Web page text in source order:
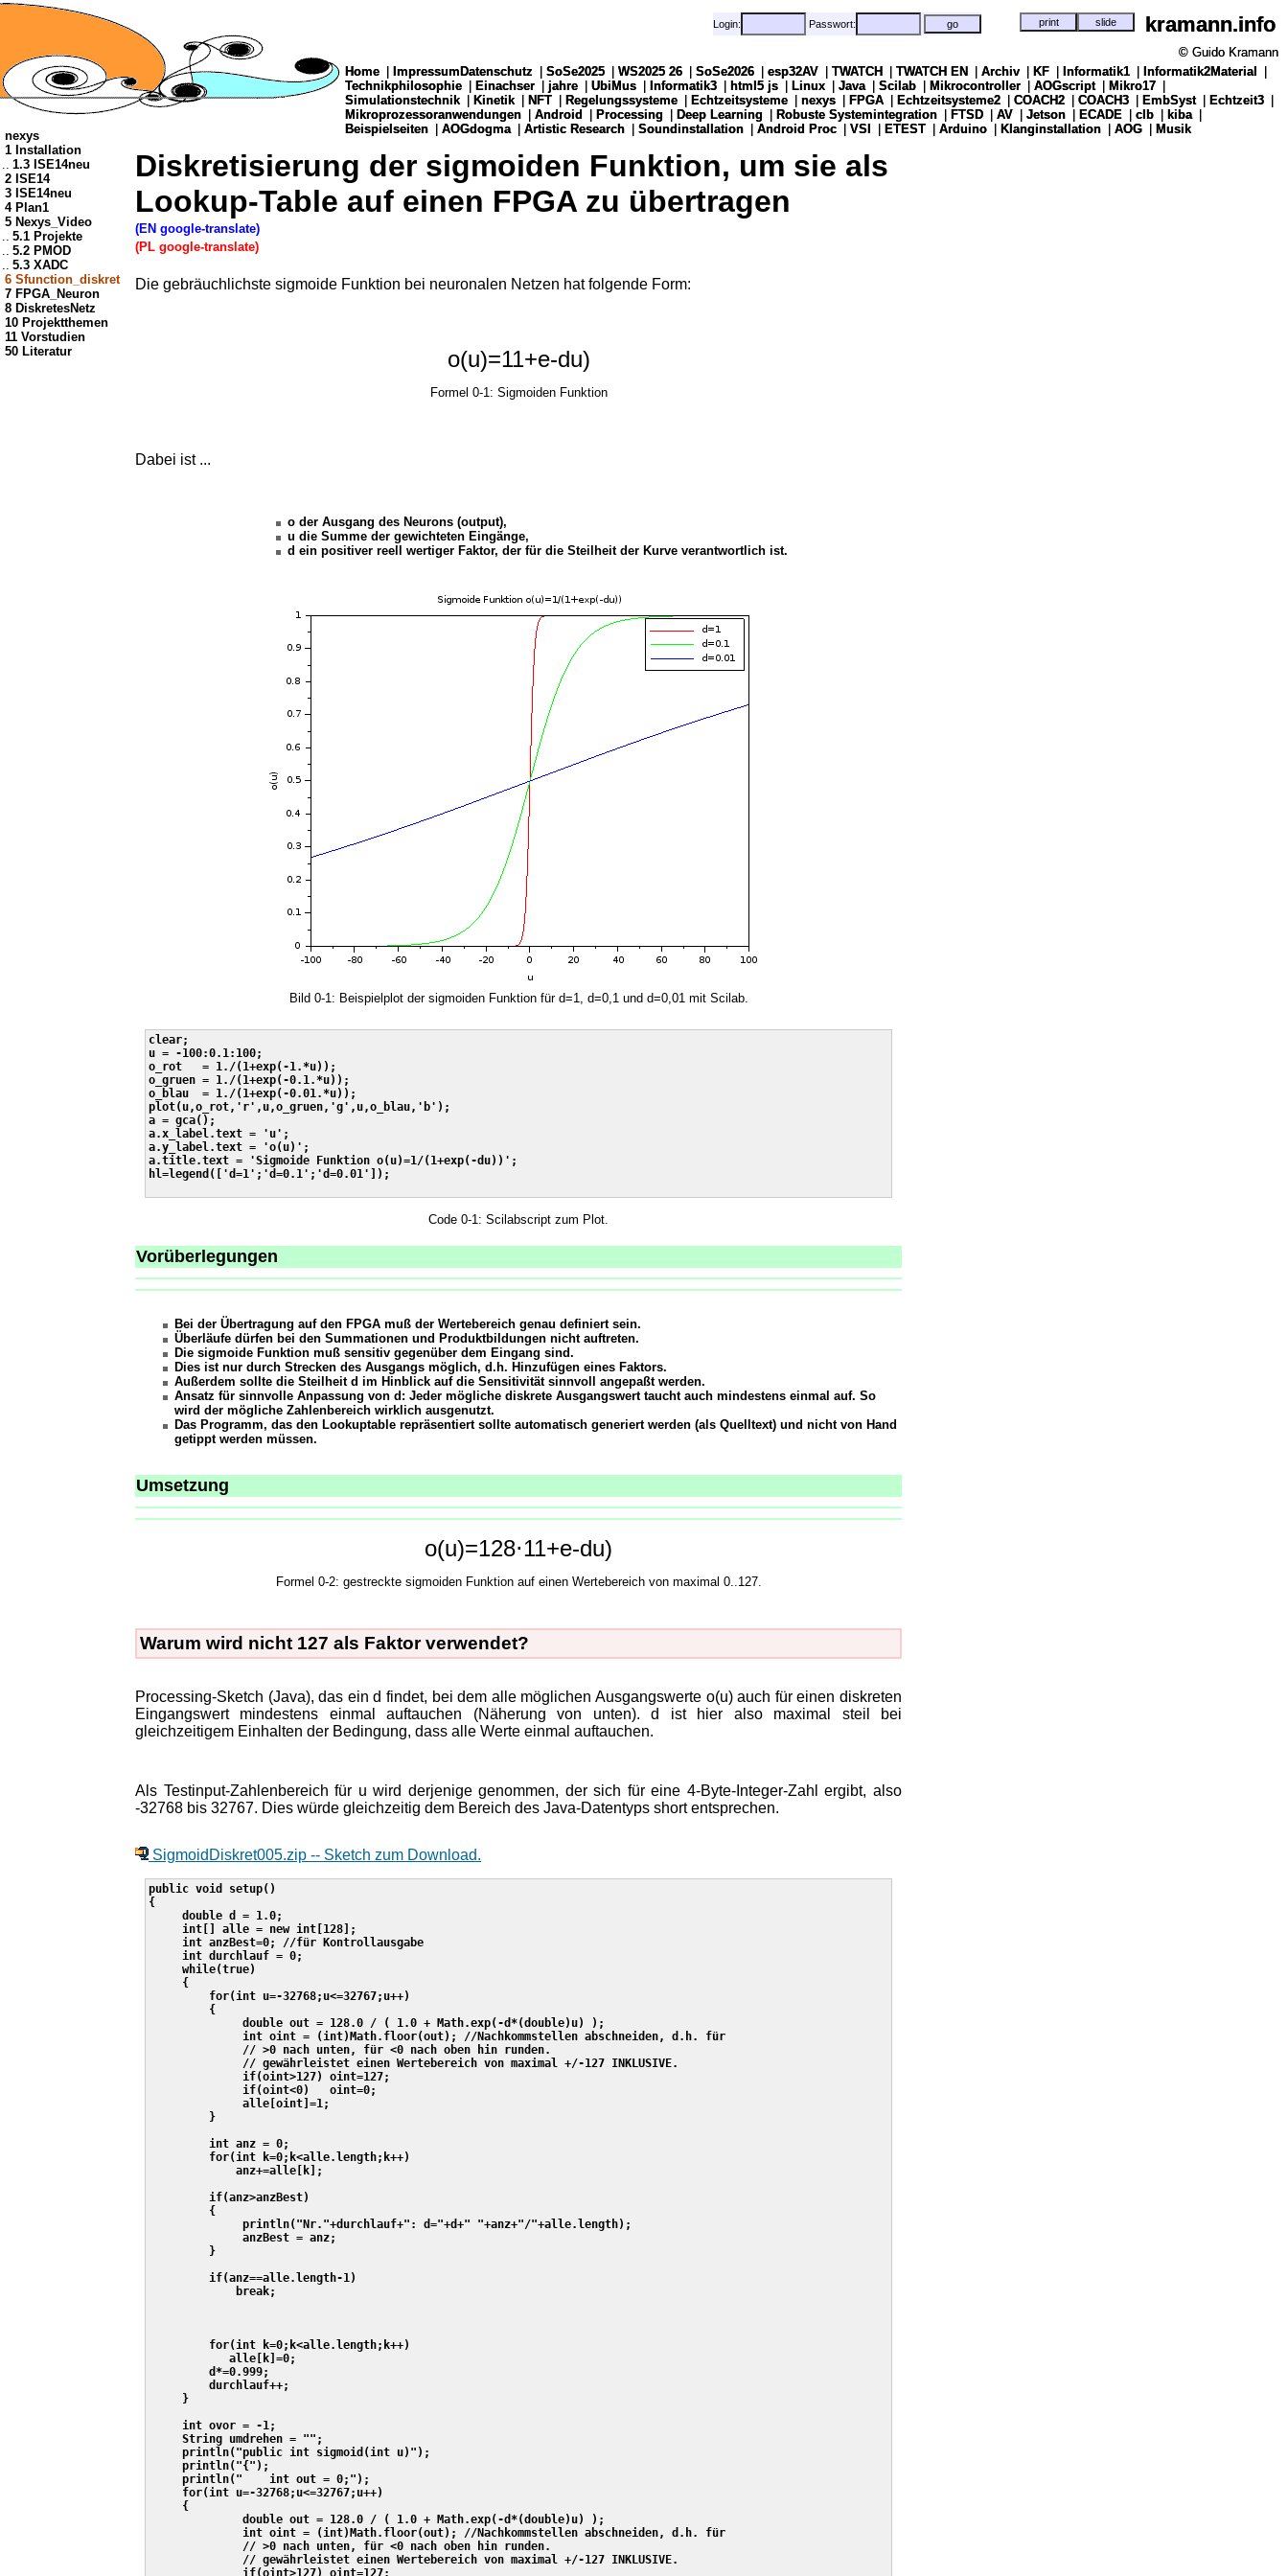
kramann.info
© Guido Kramann
Home
ImpressumDatenschutz SoSe2025 WS2025 26 SoSe2026 esp32AV TWATCH TWATCH EN Archiv KF Informatik1 Informatik2Material
Technikphilosophie
Einachser jahre UbiMus Informatik3 html5 js Linux Java Scilab Mikrocontroller AOGscript Mikro17
Simulationstechnik
Kinetik NFT Regelungssysteme Echtzeitsysteme nexys FPGA Echtzeitsysteme2 COACH2 COACH3 EmbSyst Echtzeit3
Mikroprozessoranwendungen
Android Processing Deep Learning Robuste Systemintegration FTSD AV Jetson ECADE clb kiba
Beispielseiten
AOGdogma Artistic Research Soundinstallation Android Proc VSI ETEST Arduino Klanginstallation AOG Musik
Login: Passwort:
nexys
1 Installation
.. 1.3 ISE14neu
2 ISE14
3 ISE14neu
4 Plan1
5 Nexys_Video
.. 5.1 Projekte
.. 5.2 PMOD
.. 5.3 XADC
6 Sfunction_diskret
7 FPGA_Neuron
8 DiskretesNetz
10 Projektthemen
11 Vorstudien
50 Literatur
kramann.info
© Guido Kramann
Home
ImpressumDatenschutz SoSe2025 WS2025 26 SoSe2026 esp32AV TWATCH TWATCH EN Archiv KF Informatik1 Informatik2Material
Technikphilosophie
Einachser jahre UbiMus Informatik3 html5 js Linux Java Scilab Mikrocontroller AOGscript Mikro17
Simulationstechnik
Kinetik NFT Regelungssysteme Echtzeitsysteme nexys FPGA Echtzeitsysteme2 COACH2 COACH3 EmbSyst Echtzeit3
Mikroprozessoranwendungen
Android Processing Deep Learning Robuste Systemintegration FTSD AV Jetson ECADE clb kiba
Beispielseiten
AOGdogma Artistic Research Soundinstallation Android Proc VSI ETEST Arduino Klanginstallation AOG Musik
Login: Passwort:
Diskretisierung der sigmoiden Funktion, um sie als
Lookup-Table auf einen FPGA zu übertragen
(EN google-translate)
(PL google-translate)
Die gebräuchlichste sigmoide Funktion bei neuronalen Netzen hat folgende Form:
o(u)=11+e-du)
Formel 0-1: Sigmoiden Funktion
Dabei ist ...
o der Ausgang des Neurons (output),
u die Summe der gewichteten Eingänge,
d ein positiver reell wertiger Faktor, der für die Steilheit der Kurve verantwortlich ist.
Bild 0-1: Beispielplot der sigmoiden Funktion für d=1, d=0,1 und d=0,01 mit Scilab.
clear;
u = -100:0.1:100;
o_rot   = 1./(1+exp(-1.*u));
o_gruen = 1./(1+exp(-0.1.*u));
o_blau  = 1./(1+exp(-0.01.*u));
plot(u,o_rot,'r',u,o_gruen,'g',u,o_blau,'b');
a = gca();
a.x_label.text = 'u';
a.y_label.text = 'o(u)';
a.title.text = 'Sigmoide Funktion o(u)=1/(1+exp(-du))';
hl=legend(['d=1';'d=0.1';'d=0.01']);
Code 0-1: Scilabscript zum Plot.
Vorüberlegungen
Bei der Übertragung auf den FPGA muß der Wertebereich genau definiert sein.
Überläufe dürfen bei den Summationen und Produktbildungen nicht auftreten.
Die sigmoide Funktion muß sensitiv gegenüber dem Eingang sind.
Dies ist nur durch Strecken des Ausgangs möglich, d.h. Hinzufügen eines Faktors.
Außerdem sollte die Steilheit d im Hinblick auf die Sensitivität sinnvoll angepaßt werden.
Ansatz für sinnvolle Anpassung von d: Jeder mögliche diskrete Ausgangswert taucht auch mindestens einmal auf. So
wird der mögliche Zahlenbereich wirklich ausgenutzt.
Das Programm, das den Lookuptable repräsentiert sollte automatisch generiert werden (als Quelltext) und nicht von Hand
getippt werden müssen.
Umsetzung
o(u)=128⋅11+e-du)
Formel 0-2: gestreckte sigmoiden Funktion auf einen Wertebereich von maximal 0..127.
Warum wird nicht 127 als Faktor verwendet?
Processing-Sketch (Java), das ein d findet, bei dem alle möglichen Ausgangswerte o(u) auch für einen diskreten
Eingangswert mindestens einmal auftauchen (Näherung von unten). d ist hier also maximal steil bei
gleichzeitigem Einhalten der Bedingung, dass alle Werte einmal auftauchen.
Als Testinput-Zahlenbereich für u wird derjenige genommen, der sich für eine 4-Byte-Integer-Zahl ergibt, also
-32768 bis 32767. Dies würde gleichzeitig dem Bereich des Java-Datentyps short entsprechen.
SigmoidDiskret005.zip -- Sketch zum Download.
public void setup()
{
     double d = 1.0;
     int[] alle = new int[128];
     int anzBest=0; //für Kontrollausgabe
     int durchlauf = 0;
     while(true)
     {
         for(int u=-32768;u<=32767;u++)
         {
              double out = 128.0 / ( 1.0 + Math.exp(-d*(double)u) );
              int oint = (int)Math.floor(out); //Nachkommstellen abschneiden, d.h. für
              // >0 nach unten, für <0 nach oben hin runden.
              // gewährleistet einen Wertebereich von maximal +/-127 INKLUSIVE.
              if(oint>127) oint=127;
              if(oint<0)   oint=0;
              alle[oint]=1;
         }
         int anz = 0;
         for(int k=0;k<alle.length;k++)
             anz+=alle[k];
         if(anz>anzBest)
         {
              println("Nr."+durchlauf+": d="+d+" "+anz+"/"+alle.length);
              anzBest = anz;
         }
         if(anz==alle.length-1)
             break;
         for(int k=0;k<alle.length;k++)
            alle[k]=0;
         d*=0.999;
         durchlauf++;
     }
     int ovor = -1;
     String umdrehen = "";
     println("public int sigmoid(int u)");
     println("{");
     println("    int out = 0;");
     for(int u=-32768;u<=32767;u++)
     {
              double out = 128.0 / ( 1.0 + Math.exp(-d*(double)u) );
              int oint = (int)Math.floor(out); //Nachkommstellen abschneiden, d.h. für
              // >0 nach unten, für <0 nach oben hin runden.
              // gewährleistet einen Wertebereich von maximal +/-127 INKLUSIVE.
              if(oint>127) oint=127;